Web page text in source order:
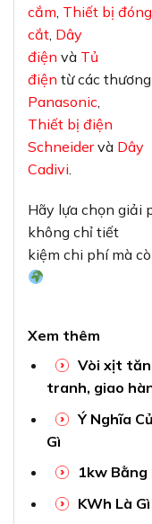
cắm Thiết bị đóng
cắt Dây
điện và Tủ
điện từ các
Panasonic
Thiết bị điện
Schneidervà Dây
Cadivi
Hãy lựa chọn giải
không chỉ tiết
kiệm chi phí mà
Xem thêm
Vòi xịt
tranh, giao
Ý Nghĩa
Gì
1kw Bằng
KWh Là Gì